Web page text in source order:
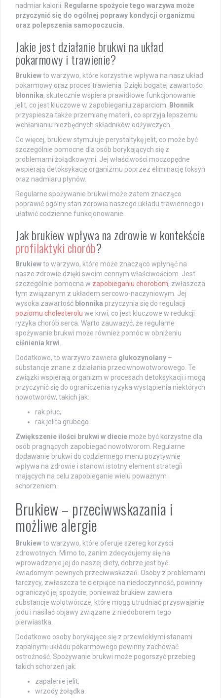
nadmiar kalorii.
Regularne spożycie tego warzywa może
przyczynić się do ogólnej poprawy kondycji organizmu
oraz polepszenia samopoczucia.
Jakie jest działanie brukwi na układ
pokarmowy i trawienie?
Brukiewto warzywo, które korzystnie wpływa na nasz układ
pokarmowy oraz proces trawienia. Dzięki bogatej zawartości
błonnika, skutecznie wspiera prawidłowe funkcjonowanie
jelit, co jest kluczowe w zapobieganiu zaparciom.
Błonnik
przyspiesza także przemianę materii, co sprzyja lepszemu
wchłanianiu niezbędnych składników odżywczych.
Co więcej, brukiew stymuluje perystaltykę jelit, co może być
szczególnie pomocne dla osób borykających się z
problemami żołądkowymi. Jej właściwości moczopędne
wspierają detoksykację organizmu poprzez eliminację toksyn
oraz nadmiaru płynów.
Regularne spożywanie brukwi może zatem znacząco
poprawić ogólny stan zdrowia naszego układu trawiennego i
ułatwić codzienne funkcjonowanie.
Jak brukiew wpływa na zdrowie w kontekście
profilaktyki chorób?
Brukiewto warzywo, które może znacząco wpłynąć na
nasze zdrowie dzięki swoim cennym właściwościom. Jest
szczególnie pomocna w zapobieganiu chorobom, zwłaszcza
tym związanym z układem sercowo-naczyniowym. Jej
wysoka zawartość błonnika przyczynia się do regulacji
poziomu cholesterolu we krwi, co jest kluczowe w redukcji
ryzyka chorób serca. Warto zauważyć, że regularne
spożywanie brukwi może również pomóc w obniżeniu
ciśnienia krwi
Dodatkowo, to warzywo zawiera glukozynolany –
substancje znane z działania przeciwnowotworowego. Te
związki wspierają organizm w procesach detoksykacji i mogą
przyczynić się do ograniczenia ryzyka wystąpienia niektórych
nowotworów, takich jak:
rak płuc,
rak jelita grubego.
Zwiększenie ilości brukwi w diecie może być korzystne dla
osób pragnących zapobiegać nowotworom. Regularne
dodawanie brukwi do codziennego menu pozytywnie
wpływa na zdrowie i stanowi istotny element strategii
mających na celu zapobieganie wielu poważnym
schorzeniom.
Brukiew – przeciwwskazania i
możliwe alergie
Brukiewto warzywo, które oferuje szereg korzyści
zdrowotnych. Mimo to, zanim zdecydujemy się na
wprowadzenie jej do naszej diety, dobrze jest być
świadomym pewnych przeciwwskazań. Osoby z problemami
tarczycy, zwłaszcza te cierpiące na niedoczynność, powinny
ograniczyć jej spożycie, ponieważ brukiew zawiera
substancje wolotwórcze, które mogą utrudniać przyswajanie
jodu i nasilać objawy związane z niedoborem tego
pierwiastka.
Dodatkowo osoby borykające się z przewlekłymi stanami
zapalnymi układu pokarmowego powinny zachować
ostrożność. Spożywanie brukwi może pogorszyć przebieg
takich schorzeń jak:
zapalenie jelit,
wrzody żołądka.